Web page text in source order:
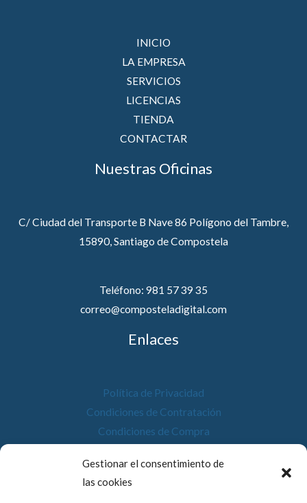
Gestionar el consentimiento de
las cookies
INICIO
LA EMPRESA
SERVICIOS
LICENCIAS
TIENDA
CONTACTAR
Nuestras Oficinas
C/ Ciudad del Transporte B Nave 86 Polígono del Tambre,
15890, Santiago de Compostela
Teléfono: 981 57 39 35
correo@composteladigital.com
Enlaces
Política de Privacidad
Condiciones de Contratación
Condiciones de Compra
Política de Cookies
Accesibilidad